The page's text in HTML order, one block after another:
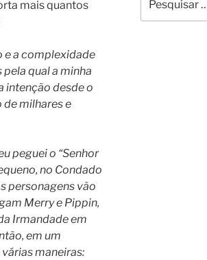
mais quantos
e a complexidade
pela qual a minha
intenção desde o
de milhares e
peguei o “Senhor
no Condado
personagens vão
Merry e Pippin,
Irmandade em
em um
maneiras:
por: